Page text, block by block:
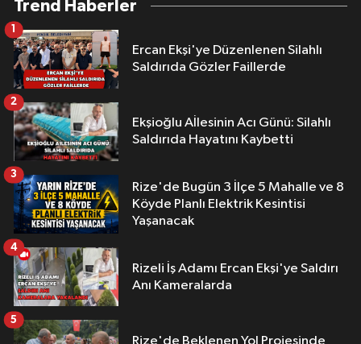
Trend Haberler
Ercan Ekşi'ye Düzenlenen Silahlı
Saldırıda Gözler Faillerde
1
Ekşioğlu Aİlesinin Acı Günü: Silahlı
Saldırıda Hayatını Kaybetti
2
Rize'de Bugün 3 İlçe 5 Mahalle ve 8
Köyde Planlı Elektrik Kesintisi
Yaşanacak
3
Rizeli İş Adamı Ercan Ekşi'ye Saldırı
Anı Kameralarda
4
Rize'de Beklenen Yol Projesinde
5